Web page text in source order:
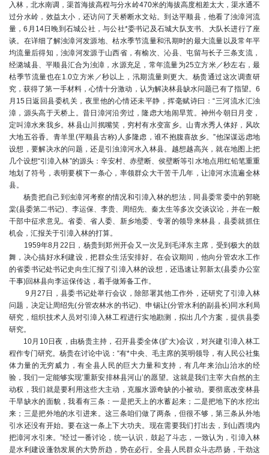
入林，北水南调，渠首海拔高程与分水岭470米的海拔高度相差太大，渠水通不
过分水岭，效益太小，还访问了天桥断水文站。到达平顺县，他看了浊漳河流
量，6月14日晚到石城公社，与公社*委书记及石城大队支书、大队长进行了座
谈。在详细了解浊漳河发源地、枯水季节流量和汛期时的最大流量以及常年平
均流量后得知，浊漳河发源于山西省，有榆次、沁县、屯留与长子三条支流，
经潞城县、平顺县汇合为浊漳，水源充足，常年流量为25立方米／秒左右，最
枯季节流量也在1.0立方米／秒以上，汛期流量则更大。杨贵通过这次调查研
究，获得了第一手材料，心情十分激动，认为解决林县缺水问题已有了指望。6
月15日返回县委机关，夜里他的心情还未平静，挥毫赋诗曰：“三河流水汇浊
漳，源头高于天桥上。昔日漳河沿旁过，隆虑大地闹旱荒。神州今朝日月变，
定叫漳水来我乡。林县山川抿嘴笑，穷村有水变富乡。山青水秀人体好，风吹
大地五谷香。青羊里(平顺县古称)人多隆虑，谁不抱腹喜故乡。”他深谋远虑地
设想，要解决水的问题，还是引浊漳河水入林县。越想越高兴，就在地图上把
几个设想“引漳入林”的源头：辛安村、赤壁断、侯壁断等引水地点用红铅笔重重
地划了符号，表明要横下一条心，率领群众大干苦干几年，让漳河水流遍全林
县。
杨贵把自己到浊漳河考察的情况和引漳入林的想法，同县委常委中的郭晓
棠(县委第二书记)、李运保、李贵、周绍先、秦太生等多次交谈议论，并在一般
干部中征求意见。省委、省人委、新乡地委、专署的领导来林县，县委就抓住
机会，汇报关于引漳入林的打算。
1959年8月22日，杨贵到郑州开会又一次见到毛泽东主席，受到极大的鼓
舞，决心搞好水利建设，把群众生活安排好。在会议期间，他向分管农水工作
的省委书记处书记史向生汇报了引漳入林的设想，还迅速让郭新太(县委办公室
干事)回林县向李运保传达，着手做筹备工作。
9月27日，县委书记处举行会议，除部署其他工作外，还研究了引漳入林
问题，决定让周绍先(分管农林水的书记)、申锡让(分管水利的副县长)同水利局
研究，组织技术人员对引漳入林工程进行实地勘测，拟出几个方案，提供县委
研究。
10月10日夜，由杨贵主持，召开县委全体(扩大)会议，对兴建引漳入林工
程作专门研究。杨贵在讨论中说：“有*中央、毛主席的英明领导，有人民公社集
体力量的无穷威力，有全县人民的巨大力量和支持，有几年来治山治水的经
验，我们一定能够实现‘重新安排林县河山’的愿望。这就是我们主宰大自然的主
动权，我们就是要利用这些大主动，克服水源奇缺的小被动。要彻底改变林县
干旱缺水的面貌，我看有三条：一是把天上的水蓄起来；二是把地下的水挖出
来；三是把外地的水引进来。这三条咱们做了两条，但很不够，第三条从外地
引水还没有开始。要在这一条上下大功夫。现在需要我们打出去，到山西境内
把漳河水引来。”经过一番讨论，统一认识，鼓起了斗志，一致认为，引漳入林
是水利建设蓬勃发展的大势所趋，势在必行。全县人民群众斗志昂扬，干劲这